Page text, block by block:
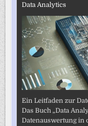
Data Analytics
Ein Leitfaden zur
Das Buch „Data
Datenauswertung in